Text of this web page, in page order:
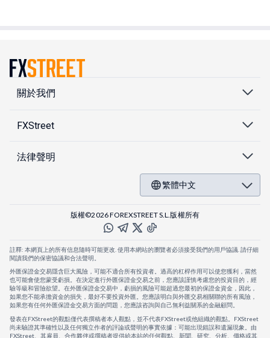
關於我們
FXStreet
法律聲明
繁體中文
版權©2026 FOREXSTREET S.L.版權所有
註釋: 本網頁上的所有信息隨時可能更改. 使用本網站的瀏覽者必須接受我們的用戶協議. 請仔細
閱讀我們的保密協議和合法聲明。
外匯保證金交易隱含巨大風險，可能不適合所有投資者。過高的杠桿作用可以使您獲利，當然
也可能會使您蒙受虧損。在決定進行外匯保證金交易之前，您應該謹慎考慮您的投資目的，經
驗等級和冒險欲望。在外匯保證金交易中，虧損的風險可能超過您最初的保證金資金，因此，
如果您不能承擔資金的損失，最好不要投資外匯。您應該明白與外匯交易相關聯的所有風險，
如果您有任何外匯保證金交易方面的問題，您應該咨詢與自己無利益關系的金融顧問。
發表在FXStreet的觀點僅代表撰稿者本人觀點，並不代表FXStreet或他組織的觀點。FXStreet
尚未驗證其準確性以及任何獨立作者的評論或聲明的事實依據：可能出現錯誤和遺漏現象。由
FXStreet、其雇員、合作夥伴或撰稿者提供給本站的任何觀點、新聞、研究、分析、價格或其